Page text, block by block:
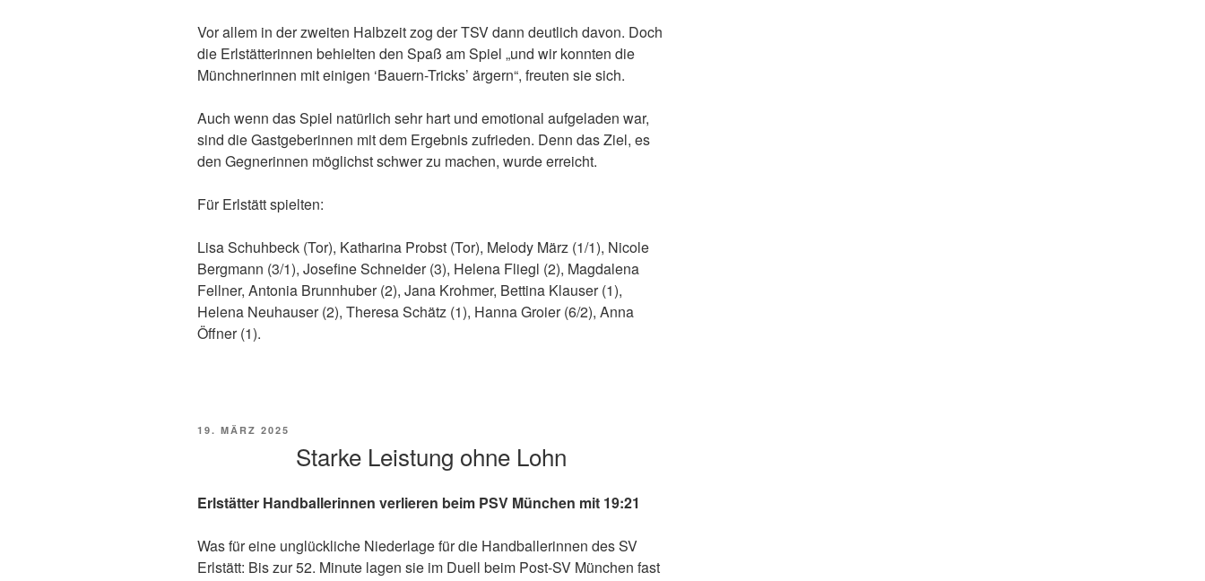
Vor allem in der zweiten Halbzeit zog der TSV dann deutlich davon. Doch
die Erlstätterinnen behielten den Spaß am Spiel „und wir konnten die
Münchnerinnen mit einigen ‘Bauern-Tricks’ ärgern“, freuten sie sich.
Auch wenn das Spiel natürlich sehr hart und emotional aufgeladen war,
sind die Gastgeberinnen mit dem Ergebnis zufrieden. Denn das Ziel, es
den Gegnerinnen möglichst schwer zu machen, wurde erreicht.
Für Erlstätt spielten:
Lisa Schuhbeck (Tor), Katharina Probst (Tor), Melody März (1/1), Nicole
Bergmann (3/1), Josefine Schneider (3), Helena Fliegl (2), Magdalena
Fellner, Antonia Brunnhuber (2), Jana Krohmer, Bettina Klauser (1),
Helena Neuhauser (2), Theresa Schätz (1), Hanna Groier (6/2), Anna
Öffner (1).
VERÖFFENTLICHT
19. MÄRZ 2025
Starke Leistung ohne Lohn
Erlstätter Handballerinnen verlieren beim PSV München mit 19:21
Was für eine unglückliche Niederlage für die Handballerinnen des SV
Erlstätt: Bis zur 52. Minute lagen sie im Duell beim Post-SV München fast